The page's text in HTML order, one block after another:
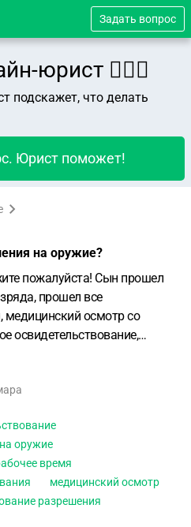
Задать вопрос
юрист 👨🏻‍⚖️
подскажет, что делать
Юрист поможет!
на оружие?
пожалуйста! Сын прошел
прошел все
медицинский осмотр со
освидетельствование,
ЧОП, также имеются
более 1,5 лет назад.
по ч1ст.12.26 КОАП РФ
алкогольное
лицензии частного
разрешения на
оружие
время
медицинский осмотр
разрешения